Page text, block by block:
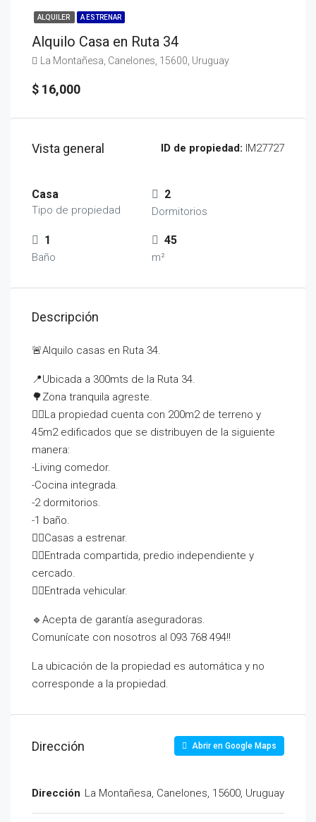
ALQUILER A ESTRENAR
Alquilo Casa en Ruta 34
La Montañesa, Canelones, 15600, Uruguay
$ 16,000
Vista general ID de propiedad: IM27727
Casa
Tipo de propiedad
2
Dormitorios
1
Baño
45
m²
Descripción
🚨Alquilo casas en Ruta 34.
📍Ubicada a 300mts de la Ruta 34.
🌳Zona tranquila agreste.
👉🏻La propiedad cuenta con 200m2 de terreno y
45m2 edificados que se distribuyen de la siguiente
manera:
-Living comedor.
-Cocina integrada.
-2 dormitorios.
-1 baño.
👉🏻Casas a estrenar.
👉🏻Entrada compartida, predio independiente y
cercado.
👉🏻Entrada vehicular.
🔹Acepta de garantía aseguradoras.
Comunícate con nosotros al 093 768 494!!
La ubicación de la propiedad es automática y no
corresponde a la propiedad.
Dirección Abrir en Google Maps
Dirección La Montañesa, Canelones, 15600, Uruguay